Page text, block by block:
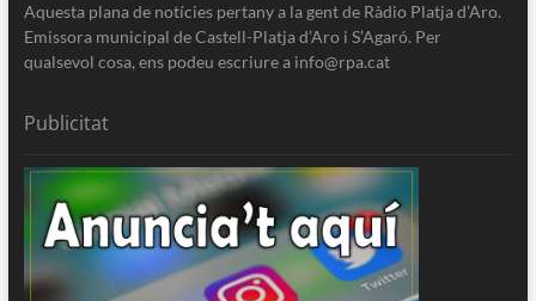
Aquesta plana de notícies pertany a la gent de Ràdio Platja d’Aro.
Emissora municipal de Castell-Platja d’Aro i S’Agaró. Per
qualsevol cosa, ens podeu escriure a info@rpa.cat
Publicitat